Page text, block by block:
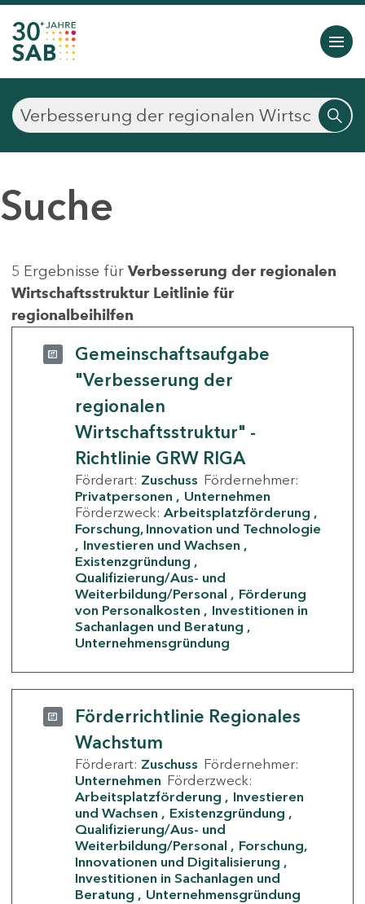
Suche
5 Ergebnisse für Verbesserung der regionalen
Wirtschaftsstruktur Leitlinie für
regionalbeihilfen
Gemeinschaftsaufgabe
"Verbesserung der
regionalen
Wirtschaftsstruktur" -
Richtlinie GRW RIGA
Förderart: Zuschuss Fördernehmer:
Privatpersonen
Unternehmen
Förderzweck: Arbeitsplatzförderung
Forschung, Innovation und Technologie
Investieren und Wachsen
Existenzgründung
Qualifizierung/Aus- und
Weiterbildung/Personal
Förderung
von Personalkosten
Investitionen in
Sachanlagen und Beratung
Unternehmensgründung
Förderrichtlinie Regionales
Wachstum
Förderart: Zuschuss Fördernehmer:
Unternehmen Förderzweck:
Arbeitsplatzförderung
Investieren
und Wachsen
Existenzgründung
Qualifizierung/Aus- und
Weiterbildung/Personal
Forschung,
Innovationen und Digitalisierung
Investitionen in Sachanlagen und
Beratung
Unternehmensgründung